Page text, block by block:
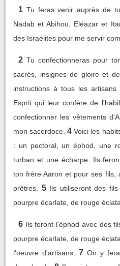
1 Tu feras venir auprès de
Nadab et Abihou, Eléazar et
des Israélites pour me servir
2 Tu confectionneras pour
sacrés, insignes de gloire et de
instructions à tous les
Esprit qui leur confère de
confectionner les vêtements
mon sacerdoce. 4 Voici les
: un pectoral, un éphod, une
turban et une écharpe. Ils
ton frère Aaron et pour ses fils,
prêtres.
5 Ils utiliseront des
pourpre écarlate, de rouge
6 Ils feront l'éphod avec des
pourpre écarlate, de rouge
l'oeuvre d'artisans.
7 On y